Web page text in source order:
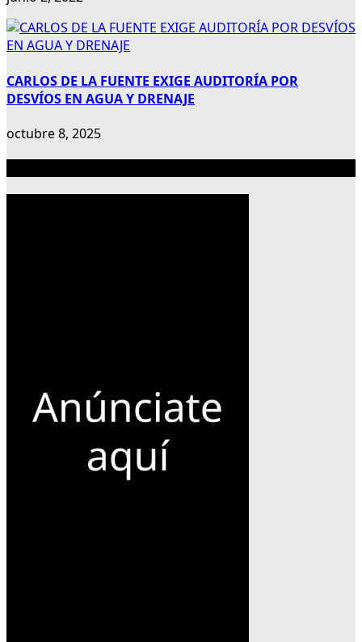
CARLOS DE LA FUENTE EXIGE AUDITORÍA POR
DESVÍOS EN AGUA Y DRENAJE
octubre 8, 2025